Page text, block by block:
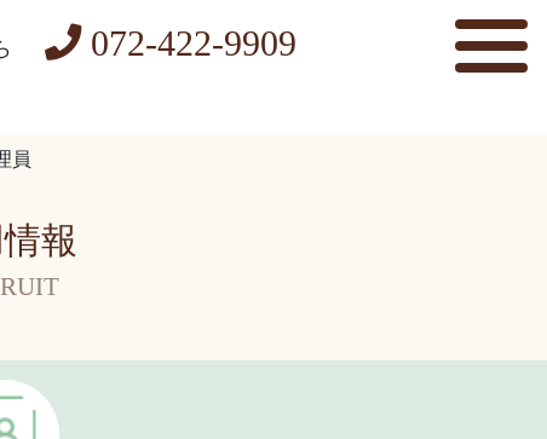
072-422-9909
員
報